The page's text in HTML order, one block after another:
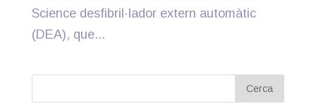
Science desfibril·lador extern automàtic
(DEA), que...